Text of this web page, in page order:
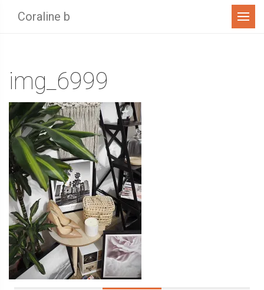
Coraline b Menu
img_6999